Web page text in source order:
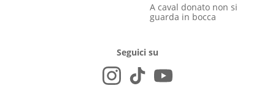
A caval donato non si
guarda in bocca
Seguici su